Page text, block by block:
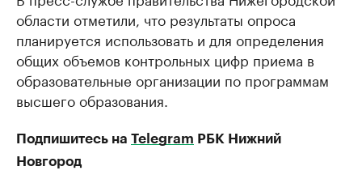
области отметили, что результаты опроса
планируется использовать и для определения
общих объемов контрольных цифр приема в
образовательные организации по программам
высшего образования.
Подпишитесь на Telegram РБК Нижний
Новгород